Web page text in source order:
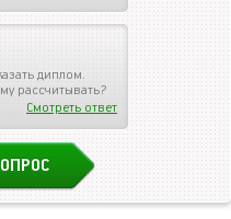
диплом.
рассчитывать?
Смотреть ответ